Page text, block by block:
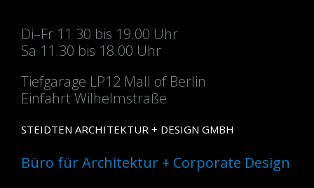
Di–Fr 11.30 bis 19.00 Uhr
Sa 11.30 bis 18.00 Uhr
Tiefgarage LP12 Mall of Berlin
Einfahrt Wilhelmstraße
STEIDTEN ARCHITEKTUR + DESIGN GMBH
Büro für Architektur + Corporate Design